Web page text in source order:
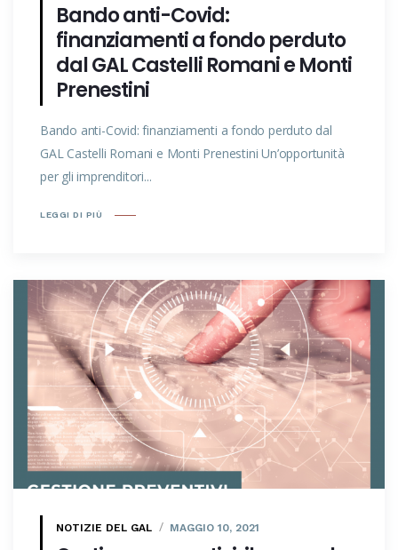
Bando anti-Covid:
finanziamenti a fondo perduto
dal GAL Castelli Romani e Monti
Prenestini
Bando anti-Covid: finanziamenti a fondo perduto dal
GAL Castelli Romani e Monti Prenestini Un’opportunità
per gli imprenditori...
LEGGI DI PIÙ
NOTIZIE DEL GAL MAGGIO 10, 2021